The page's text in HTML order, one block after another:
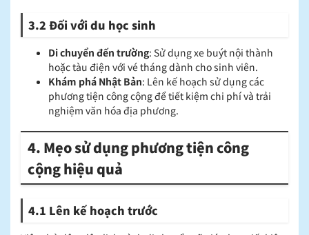
3.2 Đối với du học sinh
Di chuyển đến trường: Sử dụng xe buýt nội thành
hoặc tàu điện với vé tháng dành cho sinh viên.​
Khám phá Nhật Bản: Lên kế hoạch sử dụng các
phương tiện công cộng để tiết kiệm chi phí và trải
nghiệm văn hóa địa phương.​
4. Mẹo sử dụng phương tiện công
cộng hiệu quả
4.1 Lên kế hoạch trước